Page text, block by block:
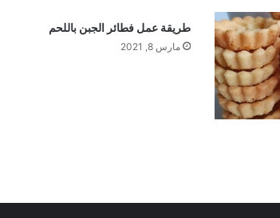
طريقة عمل فطائر الجبن باللحم
مارس 8, 2021